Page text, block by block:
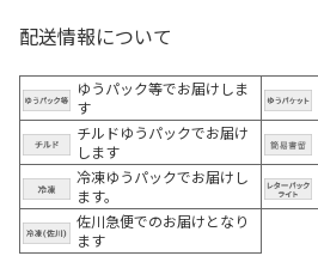
配送情報について
ゆうパック等でお届けしま
す
チルドゆうパックでお届け
します
冷凍ゆうパックでお届けし
ます。
佐川急便でのお届けとなり
ます